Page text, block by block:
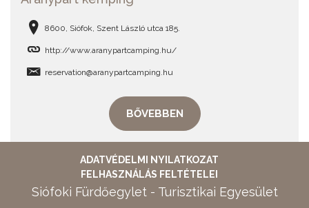
8600, Siófok, Szent László utca 185.
http://www.aranypartcamping.hu/
reservation@aranypartcamping.hu
BŐVEBBEN
ADATVÉDELMI NYILATKOZAT
FELHASZNÁLÁS FELTÉTELEI
Siófoki Fürdőegylet - Turisztikai Egyesület